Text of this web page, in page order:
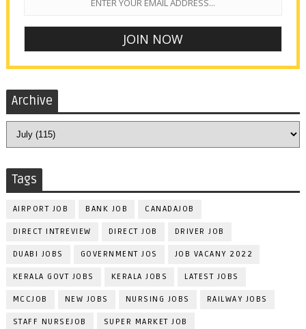
Archive
Tags
AIRPORT JOB BANK JOB CANADAJOB
DIRECT INTREVIEW DIRECT JOB DRIVER JOB
DUABI JOBS GOVERNMENT JOS JOB VACANY 2022
KERALA GOVT JOBS KERALA JOBS LATEST JOBS
MCCJOB NEW JOBS NURSING JOBS RAILWAY JOBS
STAFF NURSEJOB SUPER MARKET JOB